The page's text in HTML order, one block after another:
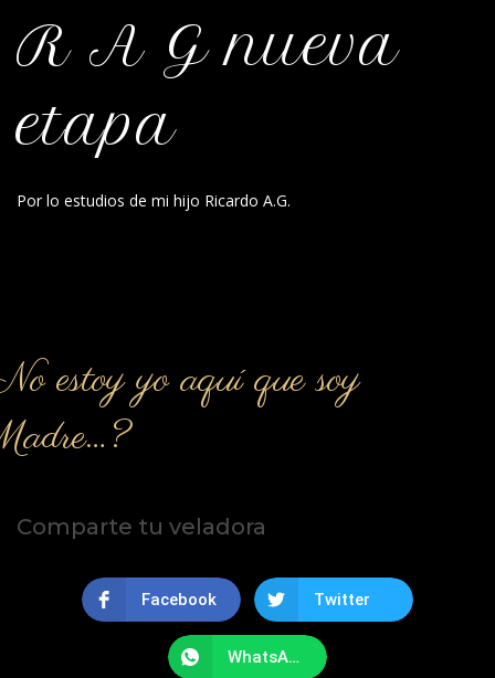
R A G nueva
etapa
Por lo estudios de mi hijo Ricardo A.G.
estoy yo aquí que soy
Comparte tu veladora
Facebook Twitter
WhatsApp